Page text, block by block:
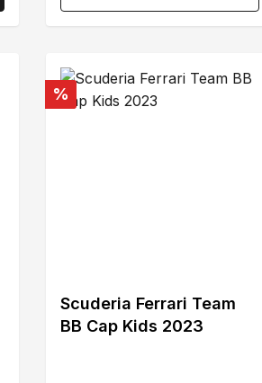
Rabatt
%
Scuderia Ferrari Team
BB Cap Kids 2023